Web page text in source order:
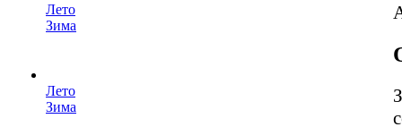
Лето
Зима
Лето
Зима